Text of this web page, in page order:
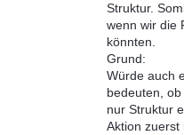
Struktur.
wenn wir die
könnten.
Grund:
Würde auch
bedeuten,
nur Struktur
Aktion zuerst